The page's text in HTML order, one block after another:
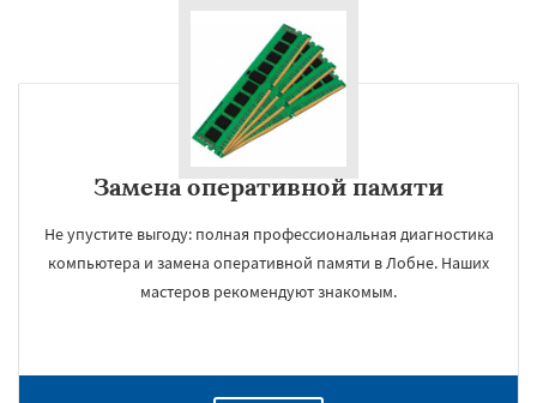
Замена оперативной памяти
Не упустите выгоду: полная профессиональная диагностика
компьютера и замена оперативной памяти в Лобне. Наших
мастеров рекомендуют знакомым.